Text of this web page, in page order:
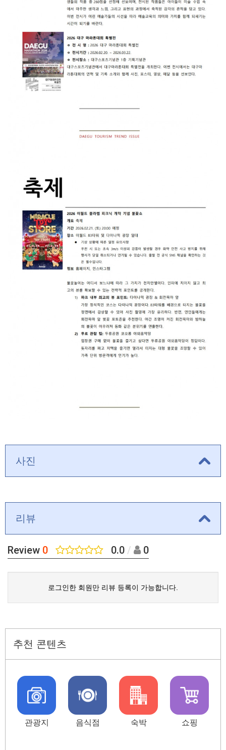
사진
리뷰
Review 0 0.0 / 0
로그인한 회원만 리뷰 등록이 가능합니다.
추천 콘텐츠
관광지 음식점 숙박 쇼핑